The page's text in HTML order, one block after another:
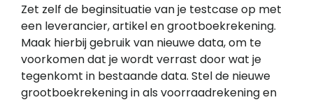
Zet zelf de beginsituatie van je testcase op met
een leverancier, artikel en grootboekrekening.
Maak hierbij gebruik van nieuwe data, om te
voorkomen dat je wordt verrast door wat je
tegenkomt in bestaande data. Stel de nieuwe
grootboekrekening in als voorraadrekening en